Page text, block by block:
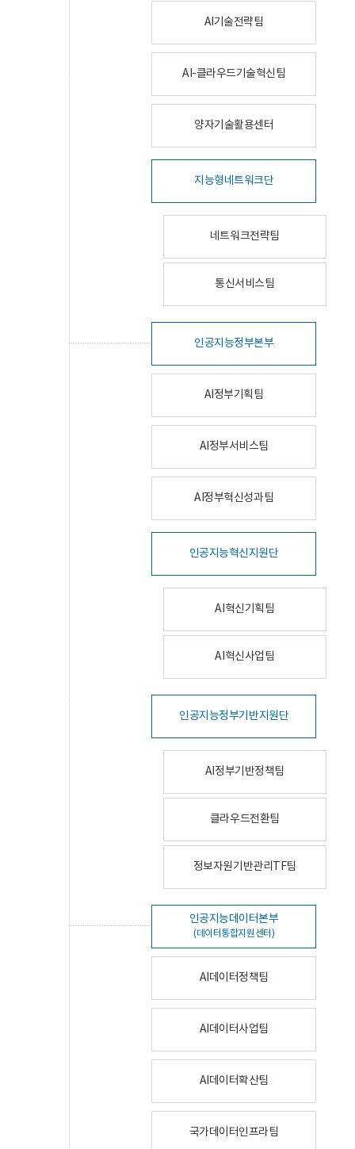
AI기술전략팀
AI-클라우드기술혁신팀
양자기술활용센터
지능형네트워크단
네트워크전략팀
통신서비스팀
인공지능정부본부
AI정부기획팀
AI정부서비스팀
AI정부혁신성과팀
인공지능혁신지원단
AI혁신기획팀
AI혁신사업팀
인공지능정부기반지원단
AI정부기반정책팀
클라우드전환팀
정보자원기반관리TF팀
인공지능데이터본부
(데이터통합지원센터)
AI데이터정책팀
AI데이터사업팀
AI데이터확산팀
국가데이터인프라팀